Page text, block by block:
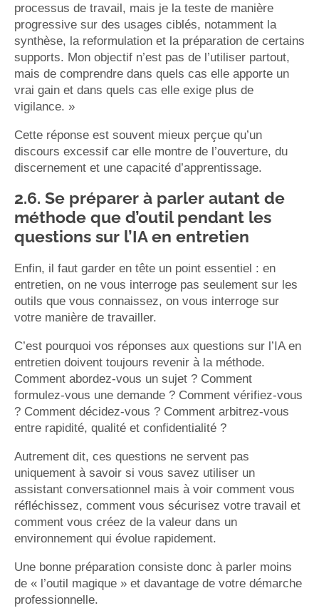
processus de travail, mais je la teste de manière
progressive sur des usages ciblés, notamment la
synthèse, la reformulation et la préparation de certains
supports. Mon objectif n’est pas de l’utiliser partout,
mais de comprendre dans quels cas elle apporte un
vrai gain et dans quels cas elle exige plus de
vigilance. »
Cette réponse est souvent mieux perçue qu’un
discours excessif car elle montre de l’ouverture, du
discernement et une capacité d’apprentissage.
2.6. Se préparer à parler autant de
méthode que d’outil pendant les
questions sur l’IA en entretien
Enfin, il faut garder en tête un point essentiel : en
entretien, on ne vous interroge pas seulement sur les
outils que vous connaissez, on vous interroge sur
votre manière de travailler.
C’est pourquoi vos réponses aux questions sur l’IA en
entretien doivent toujours revenir à la méthode.
Comment abordez-vous un sujet ? Comment
formulez-vous une demande ? Comment vérifiez-vous
? Comment décidez-vous ? Comment arbitrez-vous
entre rapidité, qualité et confidentialité ?
Autrement dit, ces questions ne servent pas
uniquement à savoir si vous savez utiliser un
assistant conversationnel mais à voir comment vous
réfléchissez, comment vous sécurisez votre travail et
comment vous créez de la valeur dans un
environnement qui évolue rapidement.
Une bonne préparation consiste donc à parler moins
de « l’outil magique » et davantage de votre démarche
professionnelle.